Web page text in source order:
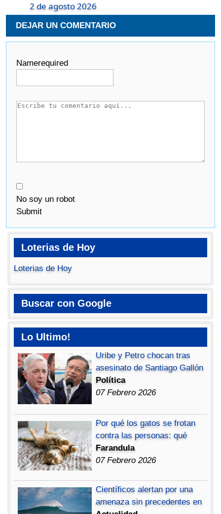
2 de agosto 2026
DEJAR UN COMENTARIO
Namerequired
No soy un robot
Submit
Loterias de Hoy
Loterias de Hoy
Buscar con Google
Lo Ultimo!
Uribe y Petro chocan tras
asesinato de Santiago Gallón
Política
07 Febrero 2026
Por qué los gatos se frotan
contra las personas: qué
Farandula
07 Febrero 2026
Científicos alertan por una
amenaza sin precedentes en